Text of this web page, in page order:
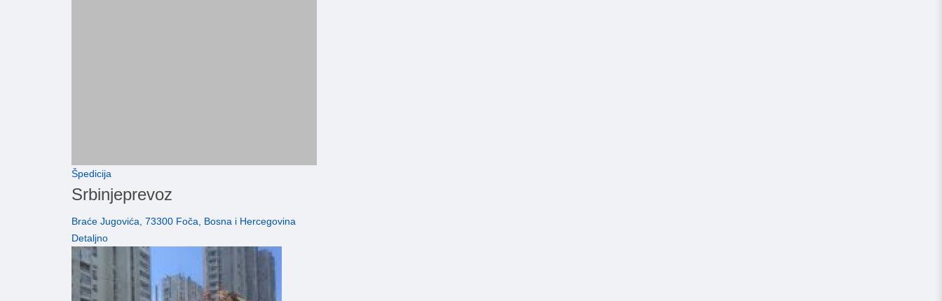
Špedicija
Srbinjeprevoz
Braće Jugovića, 73300 Foča, Bosna i Hercegovina
Detaljno